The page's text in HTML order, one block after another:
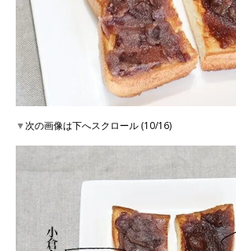
▼次の画像は下へスクロール (10/16)